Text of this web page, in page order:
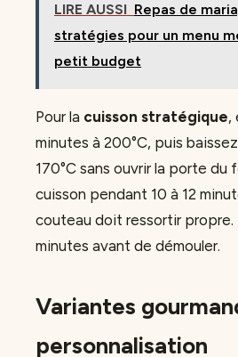
LIRE AUSSI Repas de
stratégies pour un menu
petit budget
Pour la cuisson stratégique,
minutes à 200°C, puis
170°C sans ouvrir la porte du
cuisson pendant 10 à 12
couteau doit ressortir propre.
minutes avant de démouler.
Variantes
personnalisation